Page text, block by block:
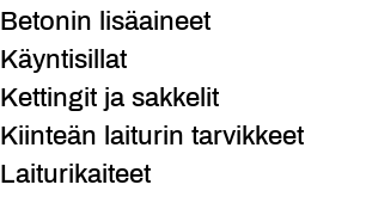
Betonin lisäaineet
Käyntisillat
Kettingit ja sakkelit
Kiinteän laiturin tarvikkeet
Laiturikaiteet